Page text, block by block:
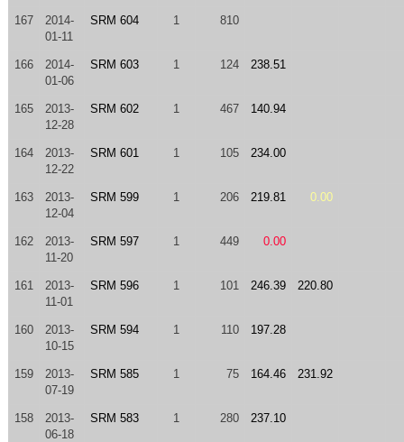
167
2014-
01-11
SRM 604 1 810
166
2014-
01-06
SRM 603 1 124 238.51
165
2013-
12-28
SRM 602 1 467 140.94
164
2013-
12-22
SRM 601 1 105 234.00
163
2013-
12-04
SRM 599 1 206 219.81 0.00
162
2013-
11-20
SRM 597 1 449 0.00
161
2013-
11-01
SRM 596 1 101 246.39 220.80
160
2013-
10-15
SRM 594 1 110 197.28
159
2013-
07-19
SRM 585 1 75 164.46 231.92
158
2013-
06-18
SRM 583 1 280 237.10